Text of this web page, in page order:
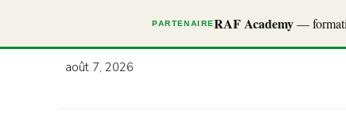
PARTENAIRERAF Academy—
août 7, 2026